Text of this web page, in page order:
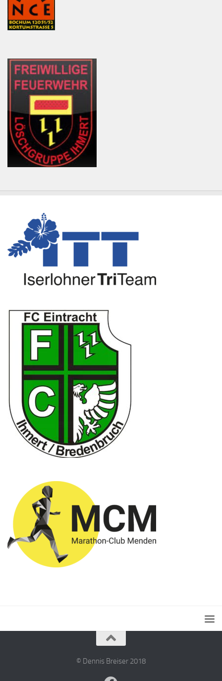
© Dennis Breiser 2018